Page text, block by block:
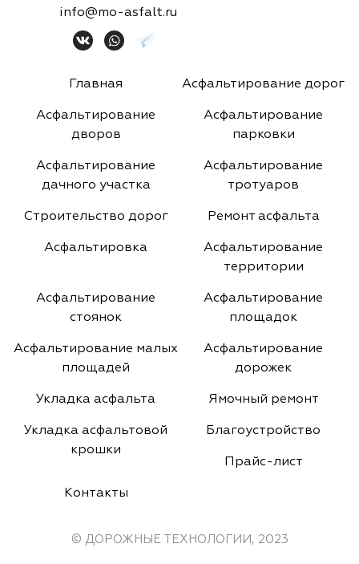
info@mo-asfalt.ru
Главная Асфальтирование дорог
Асфальтирование
дворов
Асфальтирование
парковки
Асфальтирование
дачного участка
Асфальтирование
тротуаров
Строительство дорог Ремонт асфальта
Асфальтировка
Асфальтирование
территории
Асфальтирование
стоянок
Асфальтирование
площадок
Асфальтирование малых
площадей
Асфальтирование
дорожек
Укладка асфальта Ямочный ремонт
Укладка асфальтовой
крошки
Благоустройство
Прайс-лист
Контакты
© ДОРОЖНЫЕ ТЕХНОЛОГИИ, 2023